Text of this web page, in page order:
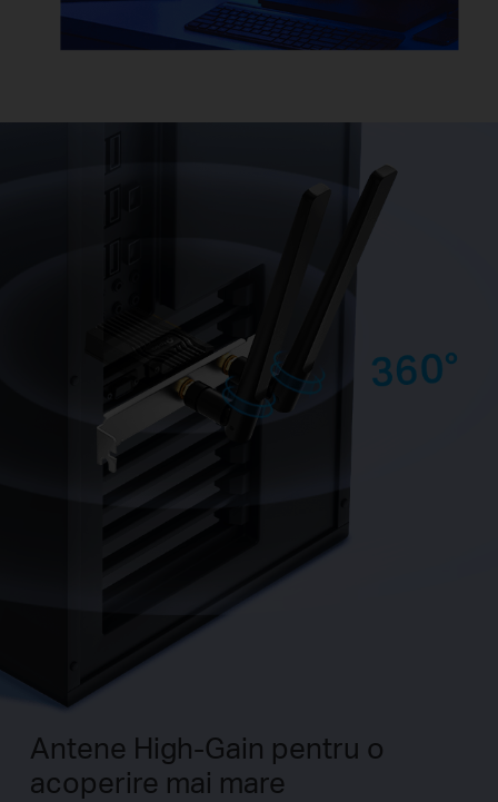
Antene High-Gain pentru o
acoperire mai mare